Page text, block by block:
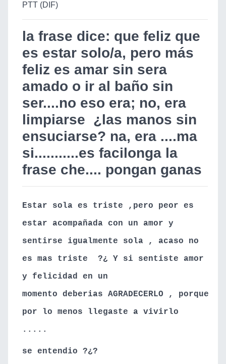
PTT (DIF)
la frase dice: que feliz que
es estar solo/a, pero más
feliz es amar sin sera
amado o ir al baño sin
ser....no eso era; no, era
limpiarse ¿las manos sin
ensuciarse? na, era ....ma
si...........es facilonga la
frase che.... pongan ganas
Estar sola es triste ,pero peor es
estar acompañada con un amor y
sentirse igualmente sola , acaso no
es mas triste
?¿ Y si sentiste amor
y felicidad en un
momento deberias AGRADECERLO , porque
por lo menos llegaste a vivirlo
.....
se entendio ?¿?